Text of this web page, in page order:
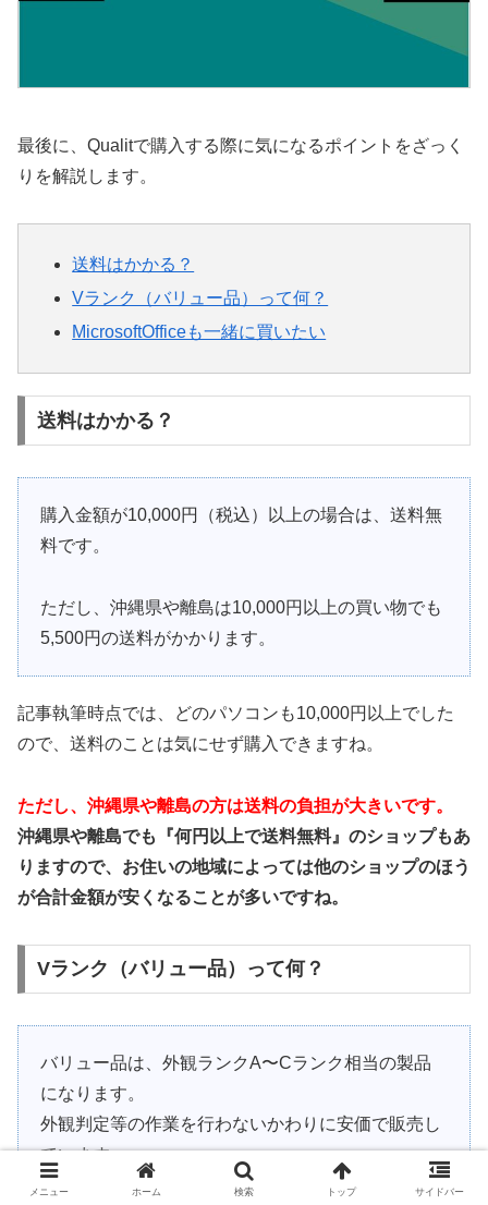
最後に、Qualitで購入する際に気になるポイントをざっく
りを解説します。
送料はかかる？
Vランク（バリュー品）って何？
MicrosoftOfficeも一緒に買いたい
送料はかかる？
購入金額が10,000円（税込）以上の場合は、送料無
料です。
ただし、沖縄県や離島は10,000円以上の買い物でも
5,500円の送料がかかります。
記事執筆時点では、どのパソコンも10,000円以上でした
ので、送料のことは気にせず購入できますね。
ただし、沖縄県や離島の方は送料の負担が大きいです。
沖縄県や離島でも『何円以上で送料無料』のショップもあ
りますので、お住いの地域によっては他のショップのほう
が合計金額が安くなることが多いですね。
Vランク（バリュー品）って何？
バリュー品は、外観ランクA〜Cランク相当の製品
になります。
外観判定等の作業を行わないかわりに安価で販売し
ています。
メニュー ホーム 検索 トップ サイドバー